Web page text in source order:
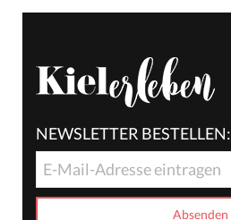
NEWSLETTER BESTELLEN: